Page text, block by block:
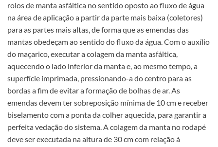
rolos de manta asfáltica no sentido oposto ao fluxo de água
na área de aplicação a partir da parte mais baixa (coletores)
para as partes mais altas, de forma que as emendas das
mantas obedeçam ao sentido do fluxo da água. Com o auxílio
do maçarico, executar a colagem da manta asfáltica,
aquecendo o lado inferior da manta e, ao mesmo tempo, a
superfície imprimada, pressionando-a do centro para as
bordas a fim de evitar a formação de bolhas de ar. As
emendas devem ter sobreposição mínima de 10 cm e receber
biselamento com a ponta da colher aquecida, para garantir a
perfeita vedação do sistema. A colagem da manta no rodapé
deve ser executada na altura de 30 cm com relação à